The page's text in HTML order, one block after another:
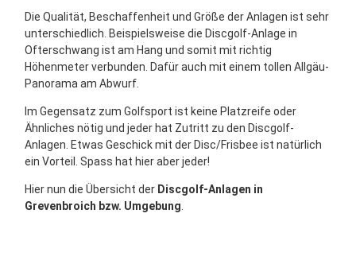
Die Qualität, Beschaffenheit und Größe der Anlagen ist sehr
unterschiedlich. Beispielsweise die Discgolf-Anlage in
Ofterschwang ist am Hang und somit mit richtig
Höhenmeter verbunden. Dafür auch mit einem tollen Allgäu-
Panorama am Abwurf.
Im Gegensatz zum Golfsport ist keine Platzreife oder
Ähnliches nötig und jeder hat Zutritt zu den Discgolf-
Anlagen. Etwas Geschick mit der Disc/Frisbee ist natürlich
ein Vorteil. Spass hat hier aber jeder!
Hier nun die Übersicht der Discgolf-Anlagen in
Grevenbroich bzw. Umgebung